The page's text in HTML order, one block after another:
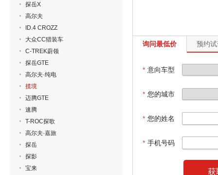
探岳X
高尔夫
ID.4 CROZZ
大众CC猎装车
C-TREK蔚领
探岳GTE
高尔夫·纯电
揽境
迈腾GTE
速腾
T-ROC探歌
高尔夫·嘉旅
探岳
探影
宝来
询问最低价 预约
* 意向车型
* 您的城市
* 您的姓名
* 手机号码
获